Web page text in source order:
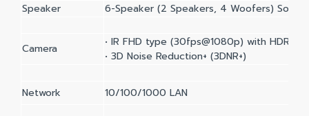
Speaker 6-Speaker (2 Speakers, 4 Woofers)
Camera
• IR FHD type (30fps@1080p) with HDR
• 3D Noise Reduction+ (3DNR+)
Network 10/100/1000 LAN